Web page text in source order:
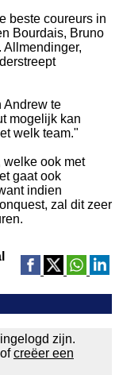
beste coureurs in
Bourdais, Bruno
Allmendinger,
Andrew te
mogelijk kan
welk team."
welke ook met
gaat ook
indien
zal dit zeer
zijn.
creëer een